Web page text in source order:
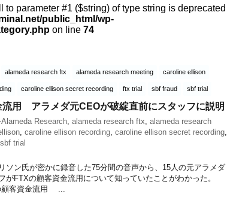
to parameter #1 ($string) of type string is deprecated
public_html/wp-
on line 74
alameda research ftx alameda research meeting caroline ellison
caroline ellison secret recording ftx trial sbf fraud sbf trial
流用 アラメダ元CEOが破綻直前にスタッフに説明
Alameda Research, alameda research ftx, alameda research
, caroline ellison recording, caroline ellison secret recording,
sbf trial
ソン氏が密かに録音した75分間の音声から、15人の元アラメダ
がFTXの顧客資金流用について知っていたことがわかった。
顧客資金流用 ...